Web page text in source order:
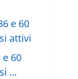
60
…